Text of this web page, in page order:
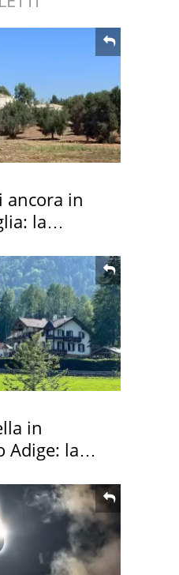
ancora in
la
in
Adige: la